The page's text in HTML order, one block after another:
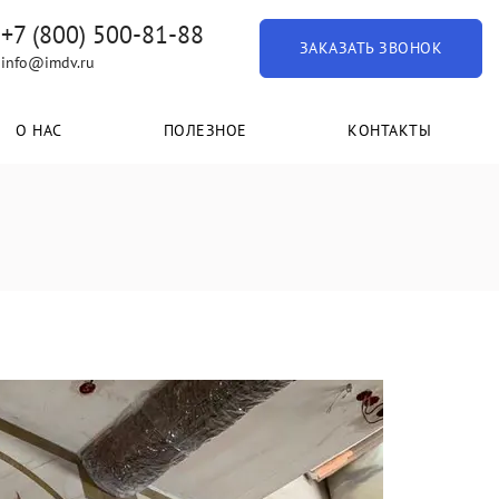
+7 (800) 500-81-88
info@imdv.ru
ЗАКАЗАТЬ ЗВОНОК
О НАС ПОЛЕЗНОЕ КОНТАКТЫ